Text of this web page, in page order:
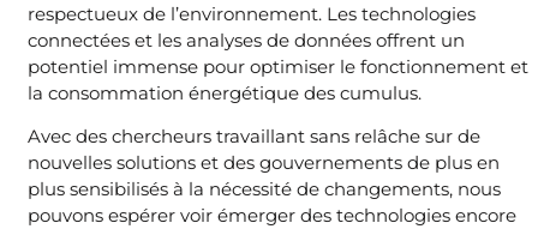
respectueux de l’environnement. Les technologies
connectées et les analyses de données offrent un
potentiel immense pour optimiser le fonctionnement et
la consommation énergétique des cumulus.
Avec des chercheurs travaillant sans relâche sur de
nouvelles solutions et des gouvernements de plus en
plus sensibilisés à la nécessité de changements, nous
pouvons espérer voir émerger des technologies encore